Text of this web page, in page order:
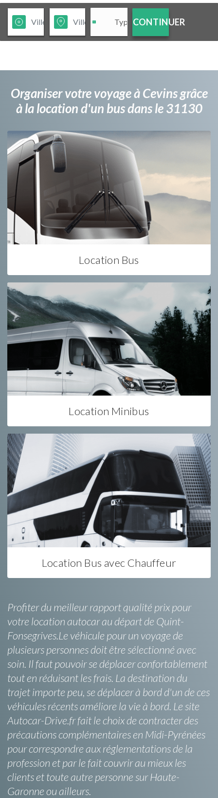
CONTINUER
Organiser votre voyage à Cevins grâce
à la location d'un bus dans le 31130
Location Bus
Location Minibus
Location Bus avec Chauffeur
Profiter du meilleur rapport qualité prix pour
votre location autocar au départ de Quint-
Fonsegrives.Le véhicule pour un voyage de
plusieurs personnes doit être sélectionné avec
soin. Il faut pouvoir se déplacer confortablement
tout en réduisant les frais. La destination du
trajet importe peu, se déplacer à bord d'un de ces
véhicules récents améliore la vie à bord. Le site
Autocar-Drive.fr fait le choix de contracter des
précautions complémentaires en Midi-Pyrénées
pour correspondre aux réglementations de la
profession et par le fait couvrir au mieux les
clients et toute autre personne sur Haute-
Garonne ou ailleurs.